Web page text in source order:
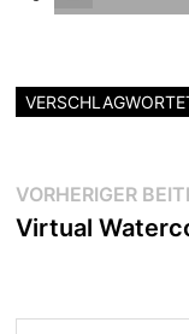
VORHERIGER
Virtual